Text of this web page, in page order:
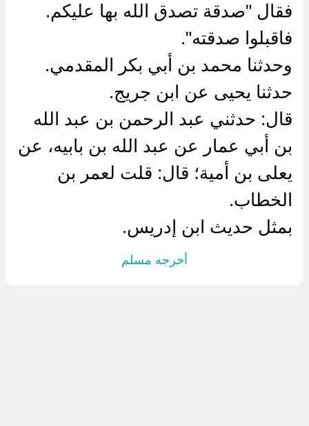
فقال "صدقة تصدق الله بها عليكم.
فاقبلوا صدقته".
وحدثنا محمد بن أبي بكر المقدمي.
حدثنا يحيى عن ابن جريج.
قال: حدثني عبد الرحمن بن عبد الله
بن أبي عمار عن عبد الله بن بابيه، عن
يعلى بن أمية؛ قال: قلت لعمر بن
الخطاب.
بمثل حديث ابن إدريس.
أخرجه مسلم